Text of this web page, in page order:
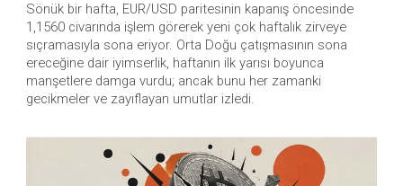
Sönük bir hafta, EUR/USD paritesinin kapanış öncesinde
1,1560 civarında işlem görerek yeni çok haftalık zirveye
sıçramasıyla sona eriyor. Orta Doğu çatışmasının sona
ereceğine dair iyimserlik, haftanın ilk yarısı boyunca
manşetlere damga vurdu; ancak bunu her zamanki
gecikmeler ve zayıflayan umutlar izledi.